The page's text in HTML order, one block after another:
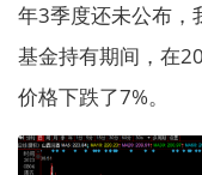
年3季度还未公布，
基金持有期间，在
价格下跌了7%。